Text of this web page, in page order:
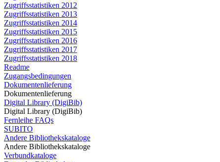
Zugriffsstatistiken 2012
Zugriffsstatistiken 2013
Zugriffsstatistiken 2014
Zugriffsstatistiken 2015
Zugriffsstatistiken 2016
Zugriffsstatistiken 2017
Zugriffsstatistiken 2018
Readme
Zugangsbedingungen
Dokumentenlieferung
Dokumentenlieferung
Digital Library (DigiBib)
Digital Library (DigiBib)
Fernleihe FAQs
SUBITO
Andere Bibliothekskataloge
Andere Bibliothekskataloge
Verbundkataloge